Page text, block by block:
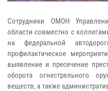
Сотрудники ОМОН
области совместно с
на федеральной
профилактическое
выявление и пресечение
оборота огнестрельного
веществ, а также